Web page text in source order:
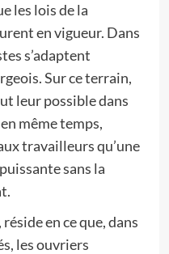
les lois de la
en vigueur. Dans
s’adaptent
Sur ce terrain,
leur possible dans
même temps,
travailleurs qu’une
sans la
en ce que, dans
les ouvriers